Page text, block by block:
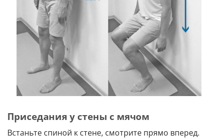
Приседания у стены с мячом
Встаньте спиной к стене, смотрите прямо вперед.